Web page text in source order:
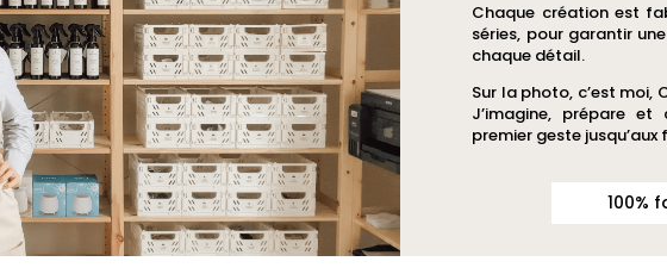
Chaque création est
séries, pour garantir
chaque détail.
Sur la photo, c’est moi,
J’imagine, prépare
premier geste jusqu’aux
100%